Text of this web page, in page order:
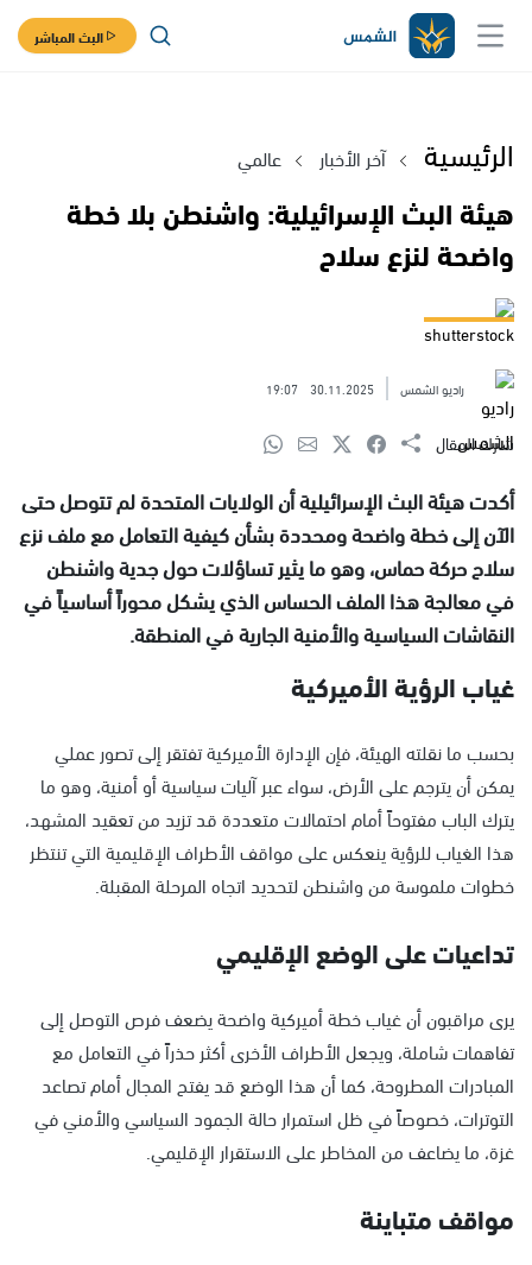
البث المباشر
الرئيسية آخر الأخبار عالمي
هيئة البث الإسرائيلية: واشنطن بلا خطة
واضحة لنزع سلاح
shutterstock
راديو الشمس 30.11.2025
19:07
شارك المقال
أكدت هيئة البث الإسرائيلية أن الولايات المتحدة لم تتوصل حتى
الآن إلى خطة واضحة ومحددة بشأن كيفية التعامل مع ملف نزع
سلاح حركة حماس، وهو ما يثير تساؤلات حول جدية واشنطن
في معالجة هذا الملف الحساس الذي يشكل محوراً أساسياً في
النقاشات السياسية والأمنية الجارية في المنطقة.
غياب الرؤية الأميركية
بحسب ما نقلته الهيئة، فإن الإدارة الأميركية تفتقر إلى تصور عملي
يمكن أن يترجم على الأرض، سواء عبر آليات سياسية أو أمنية، وهو ما
يترك الباب مفتوحاً أمام احتمالات متعددة قد تزيد من تعقيد المشهد،
هذا الغياب للرؤية ينعكس على مواقف الأطراف الإقليمية التي تنتظر
خطوات ملموسة من واشنطن لتحديد اتجاه المرحلة المقبلة.
تداعيات على الوضع الإقليمي
يرى مراقبون أن غياب خطة أميركية واضحة يضعف فرص التوصل إلى
تفاهمات شاملة، ويجعل الأطراف الأخرى أكثر حذراً في التعامل مع
المبادرات المطروحة، كما أن هذا الوضع قد يفتح المجال أمام تصاعد
التوترات، خصوصاً في ظل استمرار حالة الجمود السياسي والأمني في
غزة، ما يضاعف من المخاطر على الاستقرار الإقليمي.
مواقف متباينة